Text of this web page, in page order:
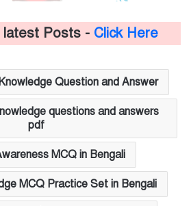
latest Posts - Click Here
Question and Answer
questions and answers
pdf
MCQ in Bengali
MCQ Practice Set in Bengali